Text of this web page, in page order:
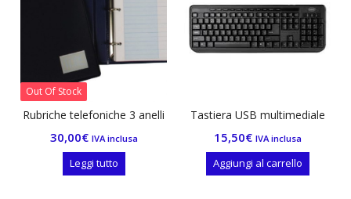
Out Of Stock
Rubriche telefoniche 3 anelli
30,00€ IVA inclusa
Leggi tutto
Tastiera USB multimediale
15,50€ IVA inclusa
Aggiungi al carrello